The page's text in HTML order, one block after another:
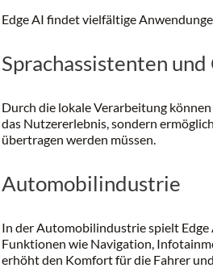
Edge AI findet vielfältige
Sprachassistenten
Durch die lokale Verarbeitung
das Nutzererlebnis, sondern
übertragen werden müssen.
Automobilindustrie
In der Automobilindustrie spielt
Funktionen wie Navigation,
erhöht den Komfort für die Fahrer